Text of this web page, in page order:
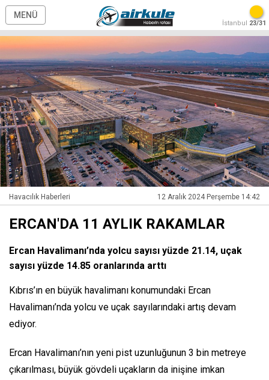
MENÜ
İstanbul 23/31
Havacılık Haberleri 12 Aralık 2024 Perşembe 14:42
ERCAN'DA 11 AYLIK RAKAMLAR
Ercan Havalimanı’nda yolcu sayısı yüzde 21.14, uçak
sayısı yüzde 14.85 oranlarında arttı
Kıbrıs’ın en büyük havalimanı konumundaki Ercan
Havalimanı’nda yolcu ve uçak sayılarındaki artış devam
ediyor.
Ercan Havalimanı’nın yeni pist uzunluğunun 3 bin metreye
çıkarılması, büyük gövdeli uçakların da inişine imkan